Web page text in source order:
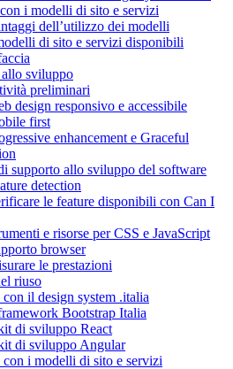
i modelli di sito e servizi
dell’utilizzo dei modelli
di sito e servizi disponibili
sviluppo
preliminari
design responsivo e accessibile
first
enhancement e Graceful
supporto allo sviluppo del software
detection
le feature disponibili con Can I
e risorse per CSS e JavaScript
browser
le prestazioni
riuso
il design system .italia
Bootstrap Italia
di sviluppo React
di sviluppo Angular
i modelli di sito e servizi